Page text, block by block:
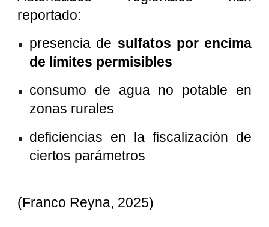
reportado:
presencia de sulfatos por encima
de límites permisibles
consumo de agua no potable en
zonas rurales
deficiencias en la fiscalización de
ciertos parámetros
(Franco Reyna, 2025)